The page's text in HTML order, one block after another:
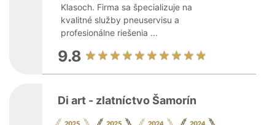
Klasoch. Firma sa špecializuje na
kvalitné služby pneuservisu a
profesionálne riešenia ...
9.8
Di art - zlatníctvo Šamorín